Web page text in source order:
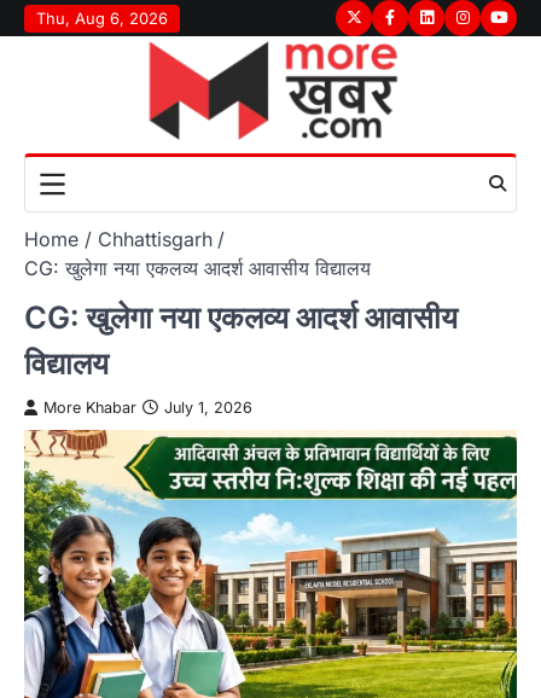
Skip
to
Thu, Aug 6, 2026 TwitterFacebook
LinkedInInstagram
Home
Chhattisgarh
CG: खुलेगा नया एकलव्य आदर्श आवासीय विद्यालय
CG: खुलेगा नया एकलव्य आदर्श आवासीय
विद्यालय
More Khabar July 1, 2026